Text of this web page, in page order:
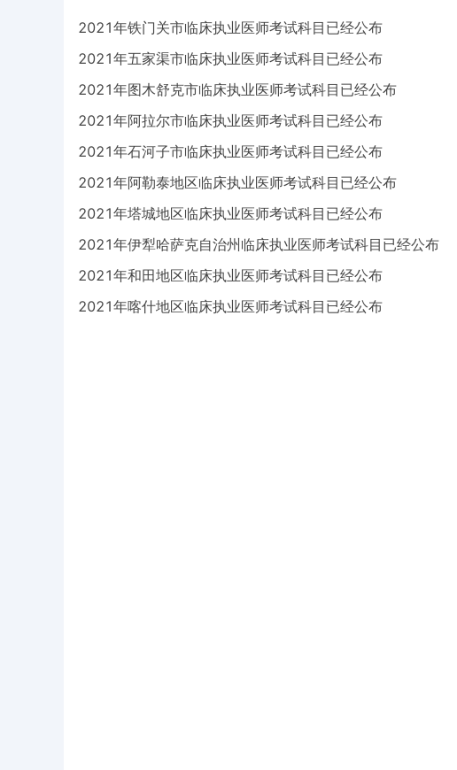
2021年铁门关市临床执业医师考试科目已经公布
2021年五家渠市临床执业医师考试科目已经公布
2021年图木舒克市临床执业医师考试科目已经公布
2021年阿拉尔市临床执业医师考试科目已经公布
2021年石河子市临床执业医师考试科目已经公布
2021年阿勒泰地区临床执业医师考试科目已经公布
2021年塔城地区临床执业医师考试科目已经公布
2021年伊犁哈萨克自治州临床执业医师考试科目已经公布
2021年和田地区临床执业医师考试科目已经公布
2021年喀什地区临床执业医师考试科目已经公布